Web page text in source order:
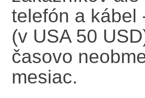
telefón a kábel
(v USA 50
časovo
mesiac.